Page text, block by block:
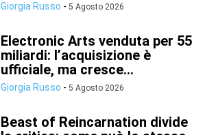
Giorgia Russo - 5 Agosto 2026
Electronic Arts venduta per 55
miliardi: l’acquisizione è
ufficiale, ma cresce...
Giorgia Russo - 5 Agosto 2026
Beast of Reincarnation divide